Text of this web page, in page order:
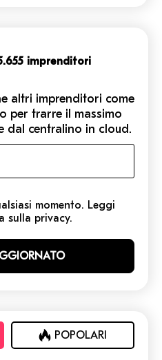
imprenditori
altri imprenditori come
per trarre il massimo
dal centralino in cloud.
momento. Leggi
sulla privacy.
POPOLARI